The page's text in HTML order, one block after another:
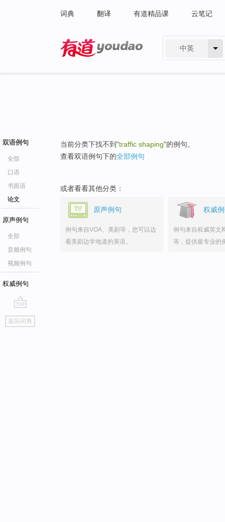
词典 翻译 有道精品课 云笔记
中英
双语例句
全部
口语
书面语
论文
原声例句
全部
音频例句
视频例句
权威例句
go
top
返回词典
当前分类下找不到"traffic shaping"的例句。
查看双语例句下的全部例句
或者看看其他分类：
原声例句
例句来自VOA、美剧等，您可以边
看美剧边学地道的美语。
权威
例句来自权威英文
等，提供最专业的